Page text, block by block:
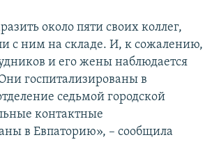
около пяти своих коллег,
с ним на складе. И, к сожалению,
и его жены наблюдается
госпитализированы в
седьмой городской
контактные
в Евпаторию», – сообщила